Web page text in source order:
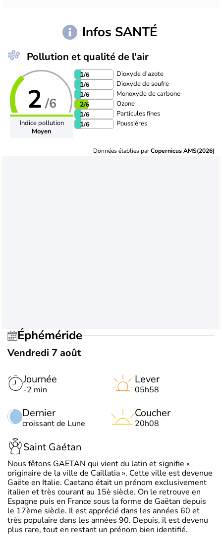
Infos SANTÉ
Pollution et qualité de l'air
2 /6
Indice pollution
Moyen
1/6 Dioxyde d'azote
1/6 Dioxyde de soufre
1/6 Monoxyde de carbone
2/6 Ozone
1/6 Particules fines
1/6 Poussières
Données établies parCopernicus AMS(2026)
Éphéméride
Vendredi 7 août
Journée
-2 min
Dernier
croissant de Lune
Lever
05h58
Coucher
20h08
Saint Gaétan
Nous fêtons GAETAN qui vient du latin et signifie «
originaire de la ville de Caillatia ». Cette ville est devenue
Gaëte en Italie. Caetano était un prénom exclusivement
italien et très courant au 15è siècle. On le retrouve en
Espagne puis en France sous la forme de Gaëtan depuis
le 17ème siècle. Il est apprécié dans les années 60 et
très populaire dans les années 90. Depuis, il est devenu
plus rare, tout en restant un prénom bien identifié.